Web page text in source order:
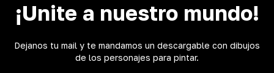
¡Unite a nuestro mundo!
Dejanos tu mail y te mandamos un descargable con dibujos
de los personajes para pintar.